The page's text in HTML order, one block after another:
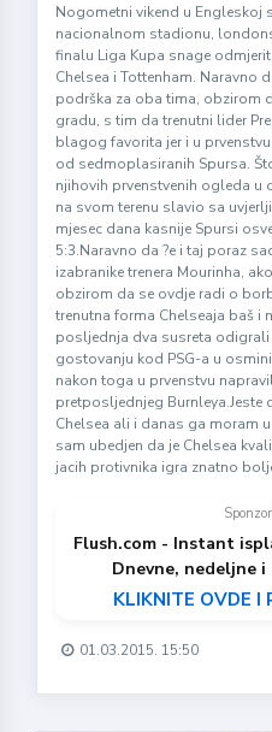
Nogometni vikend u Engleskoj
nacionalnom stadionu,
finalu Liga Kupa snage
Chelsea i Tottenham. Naravno
podrška za oba tima, obzirom
gradu, s tim da trenutni lider
blagog favorita jer i u
od sedmoplasiranih Spursa.
njihovih prvenstvenih ogleda u
na svom terenu slavio sa
mjesec dana kasnije Spursi
5:3.Naravno da ?e i taj poraz
izabranike trenera Mourinha,
obzirom da se ovdje radi o
trenutna forma Chelseaja baš i
posljednja dva susreta
gostovanju kod PSG-a u
nakon toga u prvenstvu
pretposljednjeg Burnleya.Jeste
Chelsea ali i danas ga moram
sam ubedjen da je Chelsea
jacih protivnika igra znatno
Flush.com - Instant
Dnevne, nedeljne i
KLIKNITE OVDE I
01.03.2015. 15:50